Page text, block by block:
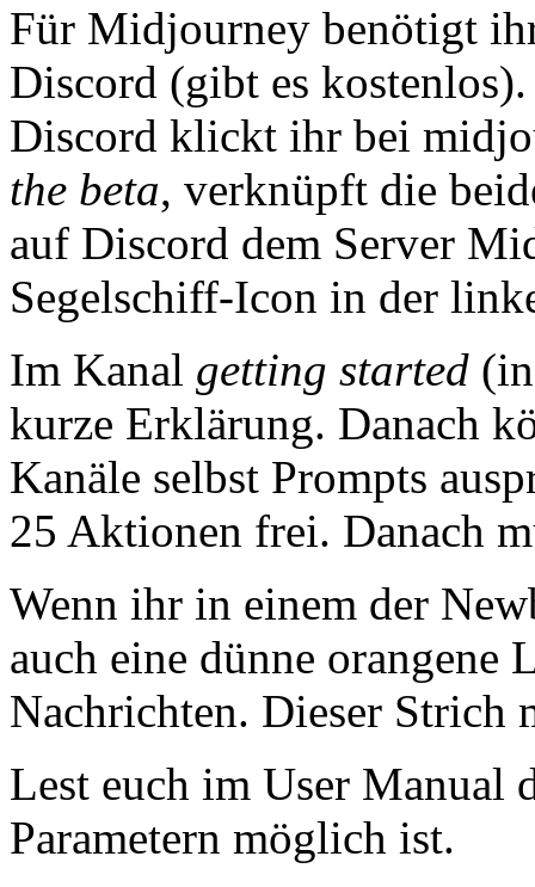
Für Midjourney benötigt
Discord (gibt es
Discord klickt ihr bei
the beta, verknüpft die
auf Discord dem Server
Segelschiff-Icon in der
Im Kanal getting started
kurze Erklärung. Danach
Kanäle selbst Prompts
25 Aktionen frei. Danach
Wenn ihr in einem der
auch eine dünne orangene
Nachrichten. Dieser Strich
Lest euch im User Manual
Parametern möglich ist.